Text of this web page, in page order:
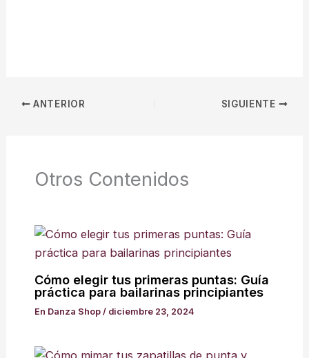
ANTERIOR SIGUIENTE
Otros Contenidos
Cómo elegir tus primeras puntas: Guía
práctica para bailarinas principiantes
En Danza Shop/ diciembre 23, 2024